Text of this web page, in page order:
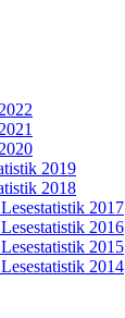
2019
2018
2017
2016
2015
2014